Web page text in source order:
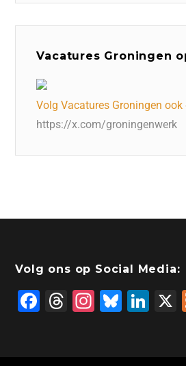
Vacatures Groningen
Volg Vacatures Groningen ook
https://x.com/groningenwerk
Volg ons op Social Media:
F
T
In Bl
Li